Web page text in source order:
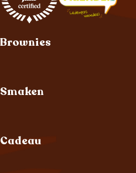
Brownies
Smaken
Cadeau